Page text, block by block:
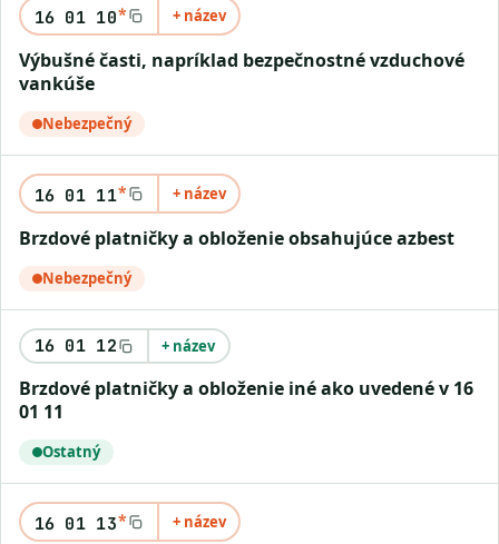
16 01 10* + název
výbušné časti, napríklad bezpečnostné vzduchové
vankúše
Nebezpečný
16 01 11* + název
brzdové platničky a obloženie obsahujúce azbest
Nebezpečný
16 01 12 + název
brzdové platničky a obloženie iné ako uvedené v 16
01 11
Ostatný
16 01 13* + název